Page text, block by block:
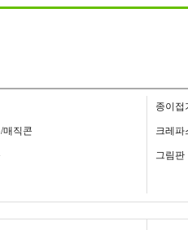
종이접
매직콘 크레파
그림판